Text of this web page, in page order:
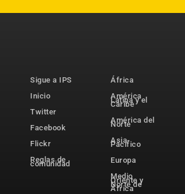
Sigue a IPS
Inicio
Twitter
Facebook
Flickr
Reglas de
comunidad
África
América
Latina y el
Caribe
América del
Norte
Asia-
Pacífico
Europa
Medio
Oriente y
Norte de
África